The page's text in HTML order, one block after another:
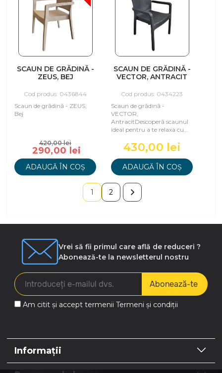
SCAUN DE GRĂDINĂ -
ZEUS, BEJ
Cod produs: 0436844
Scaun de grădină - ZEUS,
Bej
420,00 lei
290,00 lei
ADAUGĂ ÎN COȘ
SCAUN DE GRĂDINĂ -
VECTOR, ANTRACIT
Cod produs: 0434223
Scaun de grădină -
VECTOR,
AntracitDescoperă scaunul
ideal pentru a te relaxa cu
propria grădină sau terasă,
430,00 lei
ADAUGĂ ÎN COȘ
1 2
Vrei să fii primul care află de reduceri ?
Abonează-te la newsletterul nostru
Abonează-te
Am citit și accept termenii Termeni și condiții
Informații